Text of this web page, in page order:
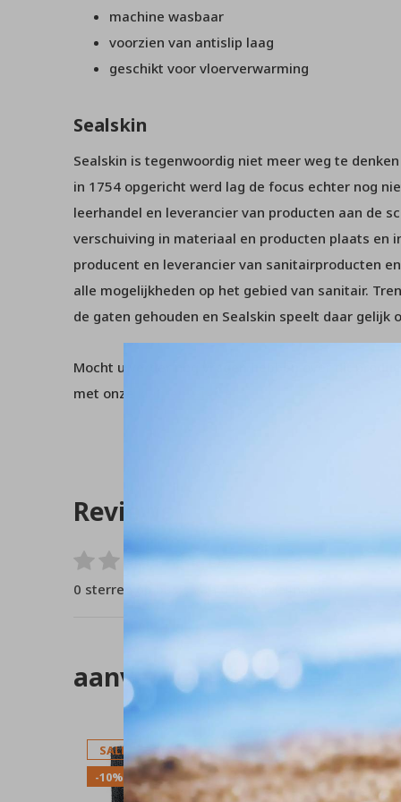
machine wasbaar
voorzien van antislip laag
geschikt voor vloerverwarming
Sealskin
Sealskin is tegenwoordig niet meer weg te
in 1754 opgericht werd lag de focus echter nog
leerhandel en leverancier van producten aan de
verschuiving in materiaal en producten plaats en
producent en leverancier van sanitairproducten
alle mogelijkheden op het gebied van sanitair.
de gaten gehouden en Sealskin speelt daar gelijk
Mocht u verder nog vragen hebben over dit
met onze
Reviews
0/ 5
0 sterren op basis van 0 beoordelingen
aanverwante artikelen
SALE
-10%